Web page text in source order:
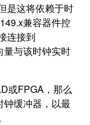
是这将依赖于时
兼容器件控
连接到
量与该时钟实时
或FPGA，那么
钟缓冲器，以最